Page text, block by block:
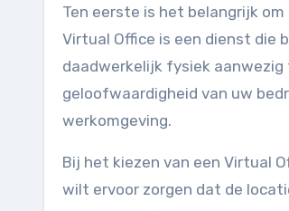
Ten eerste is het belangrijk
Virtual Office is een dienst die
daadwerkelijk fysiek aanwezig
geloofwaardigheid van uw
werkomgeving.
Bij het kiezen van een Virtual
wilt ervoor zorgen dat de